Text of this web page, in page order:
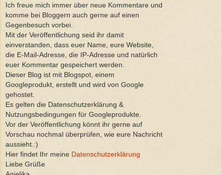
Ich freue mich immer über neue Kommentare und
komme bei Bloggern auch gerne auf einen
Gegenbesuch vorbei.
Mit der Veröffentlichung seid ihr damit
einverstanden, dass euer Name, eure Website,
die E-Mail-Adresse, die IP-Adresse und natürlich
euer Kommentar gespeichert werden.
Dieser Blog ist mit Blogspot, einem
Googleprodukt, erstellt und wird von Google
gehostet.
Es gelten die Datenschutzerklärung &
Nutzungsbedingungen für Googleprodukte.
Vor der Veröffentlichung könnt ihr gerne auf
Vorschau nochmal überprüfen, wie eure Nachricht
aussieht.:)
Hier findet Ihr meine Datenschutzerklärung
Liebe Grüße